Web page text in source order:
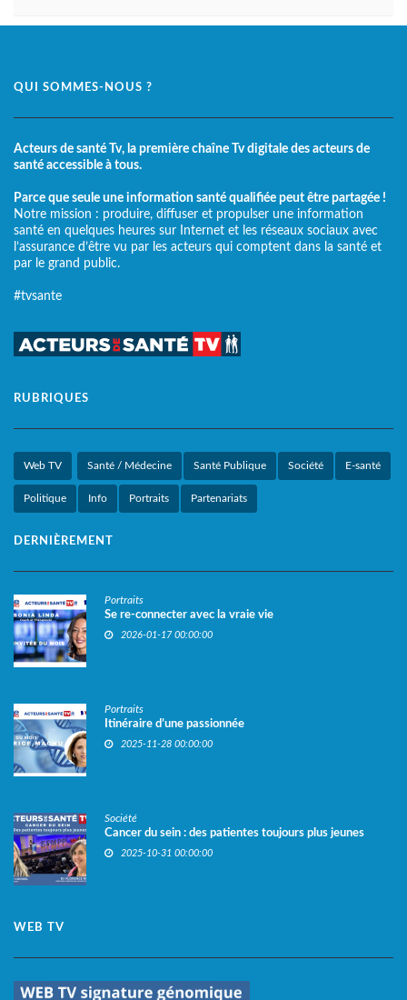
QUI SOMMES-NOUS ?
Acteurs de santé Tv, la première chaîne Tv digitale des acteurs de
santé accessible à tous.
Parce que seule une information santé qualifiée peut être partagée !
Notre mission : produire, diffuser et propulser une information
santé en quelques heures sur Internet et les réseaux sociaux avec
l’assurance d’être vu par les acteurs qui comptent dans la santé et
par le grand public.
#tvsante
RUBRIQUES
Web TV Santé / Médecine Santé Publique Société E-santé
Politique Info Portraits Partenariats
DERNIÈREMENT
Portraits
Se re-connecter avec la vraie vie
2026-01-17 00:00:00
Portraits
Itinéraire d’une passionnée
2025-11-28 00:00:00
Société
Cancer du sein : des patientes toujours plus jeunes
2025-10-31 00:00:00
WEB TV